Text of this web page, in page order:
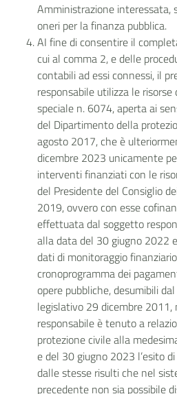
Amministrazione interessata,
oneri per la finanza pubblica.
AI fine di consentire il
cui al comma 2, e delle
contabili ad essi connessi, il
responsabile utilizza le
speciale n. 6074, aperta ai
del Dipartimento della
agosto 2017, che è
dicembre 2023 unicamente
interventi finanziati con le
del Presidente del Consiglio
2019, ovvero con esse
effettuata dal soggetto
alla data del 30 giugno 2022
dati di monitoraggio
cronoprogramma dei
opere pubbliche, desumibili
legislativo 29 dicembre
responsabile è tenuto a
protezione civile alla
e del 30 giugno 2023 l’esito
dalle stesse risulti che nel
precedente non sia possibile